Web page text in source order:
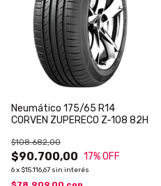
Neumático 175/65 R14
CORVEN ZUPERECO Z-108 82H
$90.700,00
$108.682,00
17% OFF
6x $15.116,67 sin interés